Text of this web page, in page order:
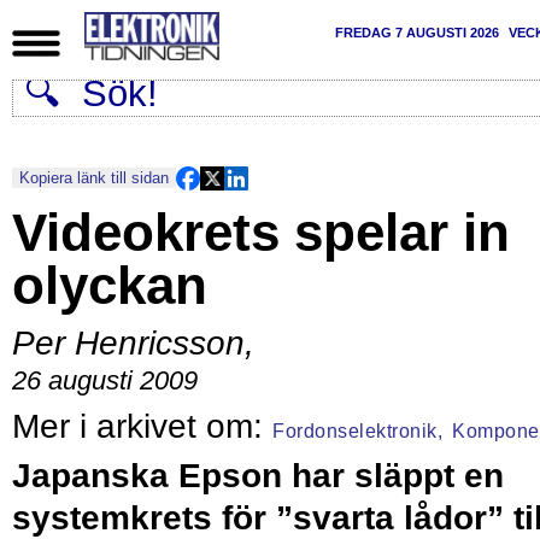
FREDAG 7 AUGUSTI 2026
Kopiera länk till sidan
Videokrets spelar in
olyckan
Per Henricsson,
26 augusti 2009
Fordonselektronik,
Japanska Epson har släppt en
systemkrets för ”svarta lådor”